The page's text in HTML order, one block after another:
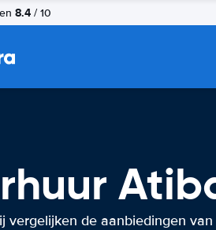
8.4 / 10
vergelijken de aanbiedingen van